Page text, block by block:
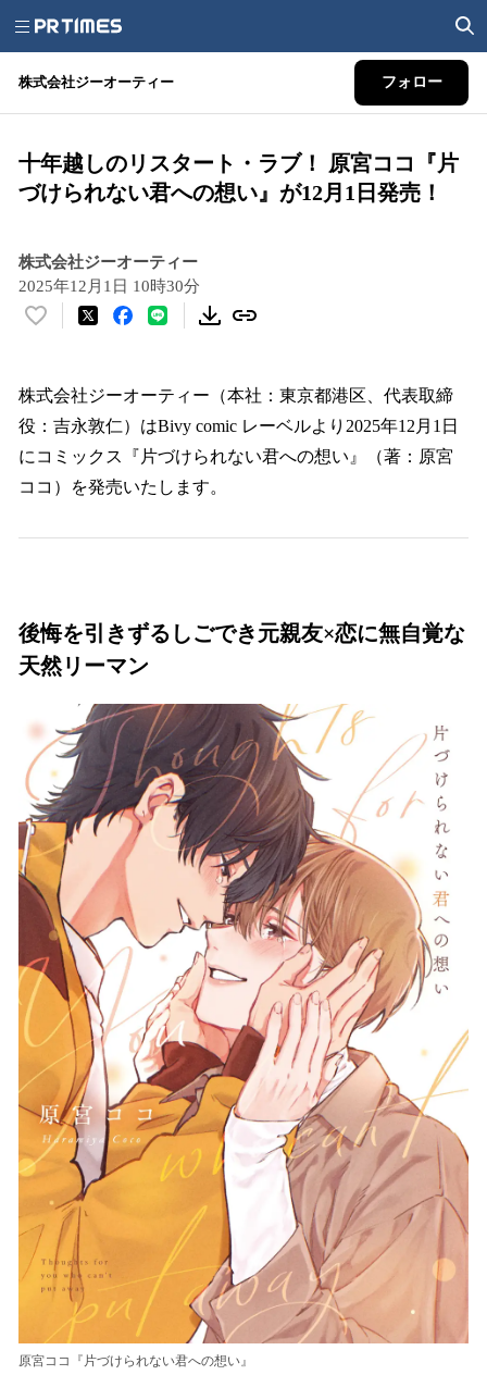
株式会社ジーオーティー フォロー
十年越しのリスタート・ラブ！ 原宮ココ『片
づけられない君への想い』が12月1日発売！
株式会社ジーオーティー
2025年12月1日 10時30分
い
！
読
み
株式会社ジーオーティー（本社：東京都港区、代表取締
役：吉永敦仁）はBivy comic レーベルより2025年12月1日
にコミックス『片づけられない君への想い』（著：原宮
ココ）を発売いたします。
後悔を引きずるしごでき元親友×恋に無自覚な
天然リーマン
原宮ココ『片づけられない君への想い』